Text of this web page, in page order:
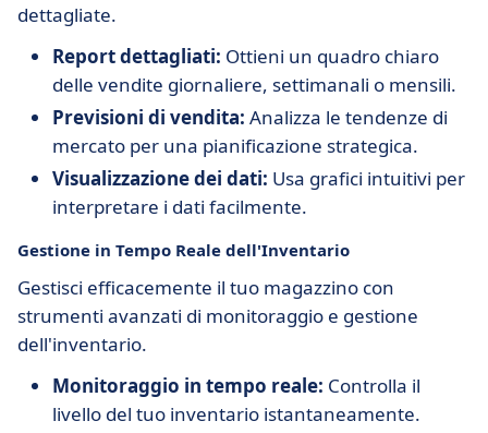
dettagliate.
Report dettagliati: Ottieni un quadro chiaro
delle vendite giornaliere, settimanali o mensili.
Previsioni di vendita: Analizza le tendenze di
mercato per una pianificazione strategica.
Visualizzazione dei dati: Usa grafici intuitivi per
interpretare i dati facilmente.
Gestione in Tempo Reale dell'Inventario
Gestisci efficacemente il tuo magazzino con
strumenti avanzati di monitoraggio e gestione
dell'inventario.
Monitoraggio in tempo reale: Controlla il
livello del tuo inventario istantaneamente.